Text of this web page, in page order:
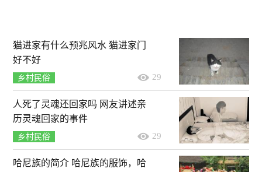
猫进家有什么预兆风水 猫进家门
好不好
乡村民俗 29
人死了灵魂还回家吗 网友讲述亲
历灵魂回家的事件
乡村民俗 29
哈尼族的简介 哈尼族的服饰，哈